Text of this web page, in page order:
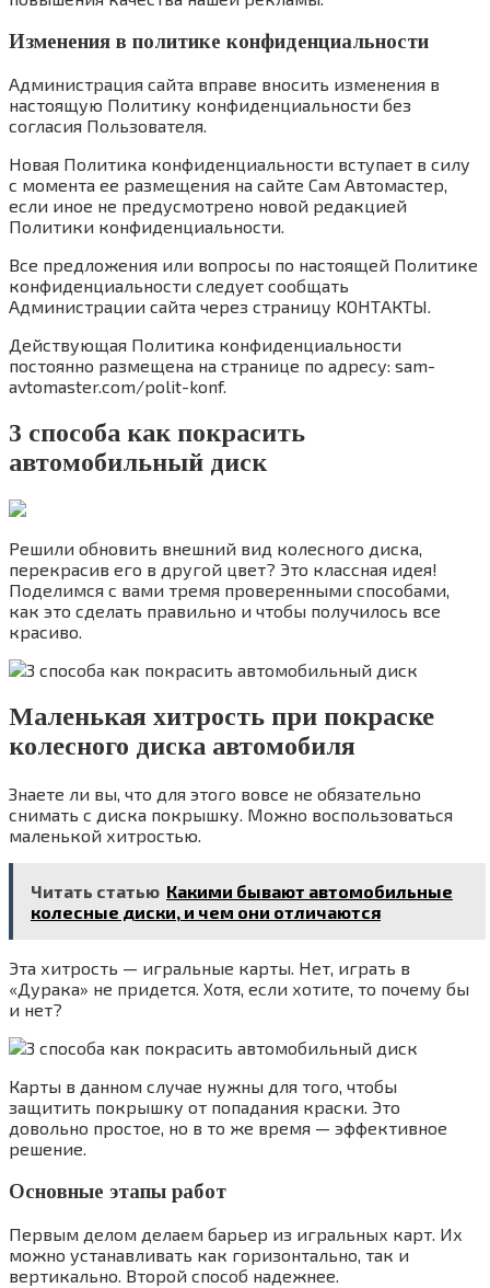
Изменения в политике конфиденциальности
Администрация сайта вправе вносить изменения в
настоящую Политику конфиденциальности без
согласия Пользователя.
Новая Политика конфиденциальности вступает в силу
с момента ее размещения на сайте Сам Автомастер,
если иное не предусмотрено новой редакцией
Политики конфиденциальности.
Все предложения или вопросы по настоящей Политике
конфиденциальности следует сообщать
Администрации сайта через страницу КОНТАКТЫ.
Действующая Политика конфиденциальности
постоянно размещена на странице по адресу: sam-
avtomaster.com/polit-konf.
3 способа как покрасить
автомобильный диск
Решили обновить внешний вид колесного диска,
перекрасив его в другой цвет? Это классная идея!
Поделимся с вами тремя проверенными способами,
как это сделать правильно и чтобы получилось все
красиво.
Маленькая хитрость при покраске
колесного диска автомобиля
Знаете ли вы, что для этого вовсе не обязательно
снимать с диска покрышку. Можно воспользоваться
маленькой хитростью.
Читать статью Какими бывают автомобильные
колесные диски, и чем они отличаются
Эта хитрость — игральные карты. Нет, играть в
«Дурака» не придется. Хотя, если хотите, то почему бы
и нет?
Карты в данном случае нужны для того, чтобы
защитить покрышку от попадания краски. Это
довольно простое, но в то же время — эффективное
решение.
Основные этапы работ
Первым делом делаем барьер из игральных карт. Их
можно устанавливать как горизонтально, так и
вертикально. Второй способ надежнее.